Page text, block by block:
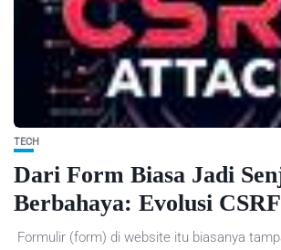
TECH
Dari Form Biasa Jadi
Berbahaya: Evolusi CSRF
Formulir (form) di website itu biasanya